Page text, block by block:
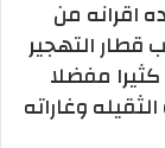
اقرانه من
قطار التهجير
مفضلا
وغاراته